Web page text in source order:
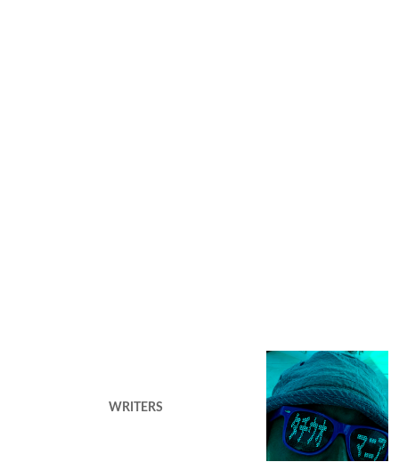
WRITERS